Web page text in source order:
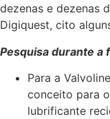
dezenas e dezenas
Digiquest, cito
Pesquisa durante a
Para a
conceito para
lubrificante